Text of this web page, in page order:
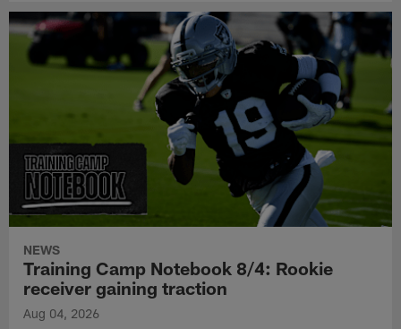
NEWS
Training Camp Notebook 8/4: Rookie
receiver gaining traction
Aug 04, 2026